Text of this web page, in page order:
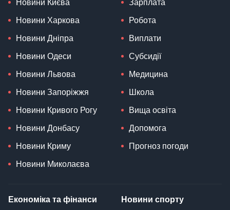
Новини Києва
Новини Харкова
Новини Дніпра
Новини Одеси
Новини Львова
Новини Запоріжжя
Новини Кривого Рогу
Новини Донбасу
Новини Криму
Новини Миколаєва
Зарплата
Робота
Виплати
Субсидії
Медицина
Школа
Вища освіта
Допомога
Прогноз погоди
Економіка та фінанси Новини спорту